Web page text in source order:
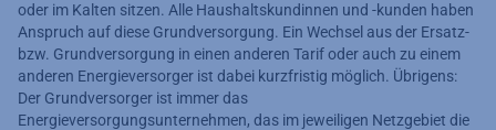
oder im Kalten sitzen. Alle Haushaltskundinnen und -kunden haben
Anspruch auf diese Grundversorgung. Ein Wechsel aus der Ersatz-
bzw. Grundversorgung in einen anderen Tarif oder auch zu einem
anderen Energieversorger ist dabei kurzfristig möglich. Übrigens:
Der Grundversorger ist immer das
Energieversorgungsunternehmen, das im jeweiligen Netzgebiet die